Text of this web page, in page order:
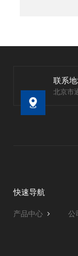
联系
北京市
快速导航
产品中心 公